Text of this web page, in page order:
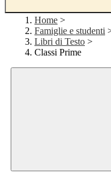
Home >
Famiglie e studenti
Libri di Testo >
Classi Prime